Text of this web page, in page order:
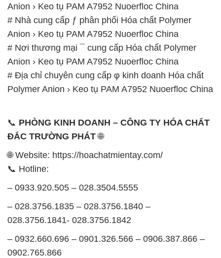
Anion › Keo tụ PAM A7952 Nuoerfloc China
# Nhà cung cấp ƒ phân phối Hóa chất Polymer
Anion › Keo tụ PAM A7952 Nuoerfloc China
# Nơi thương mại ¯ cung cấp Hóa chất Polymer
Anion › Keo tụ PAM A7952 Nuoerfloc China
# Địa chỉ chuyên cung cấp φ kinh doanh Hóa chất
Polymer Anion › Keo tụ PAM A7952 Nuoerfloc China
📞 PHÒNG KINH DOANH – CÔNG TY HÓA CHẤT
ĐẮC TRƯỜNG PHÁT🌐
🌐 Website: https://hoachatmientay.com/
📞 Hotline:
– 0933.920.505 – 028.3504.5555
– 028.3756.1835 – 028.3756.1840 –
028.3756.1841- 028.3756.1842
– 0932.660.696 – 0901.326.566 – 0906.387.866 –
0902.765.866